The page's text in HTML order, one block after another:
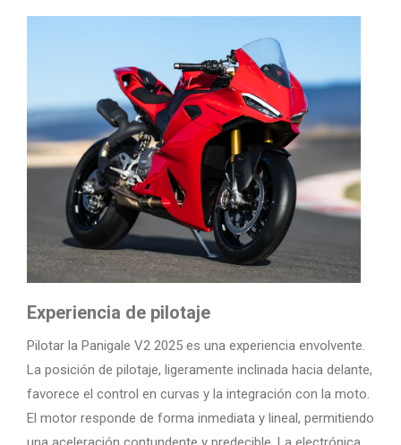
Experiencia de pilotaje
Pilotar la Panigale V2 2025 es una experiencia envolvente.
La posición de pilotaje, ligeramente inclinada hacia delante,
favorece el control en curvas y la integración con la moto.
El motor responde de forma inmediata y lineal, permitiendo